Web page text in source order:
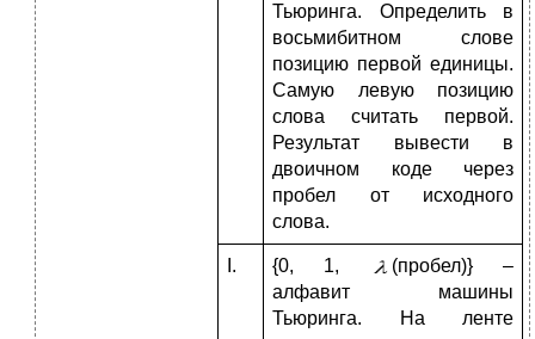
Тьюринга. Определить в
восьмибитном слове
позицию первой единицы.
Самую левую позицию
слова считать первой.
Результат вывести в
двоичном коде через
пробел от исходного
слова.
I. {0, 1,
(пробел)} –
алфавит машины
Тьюринга. На ленте